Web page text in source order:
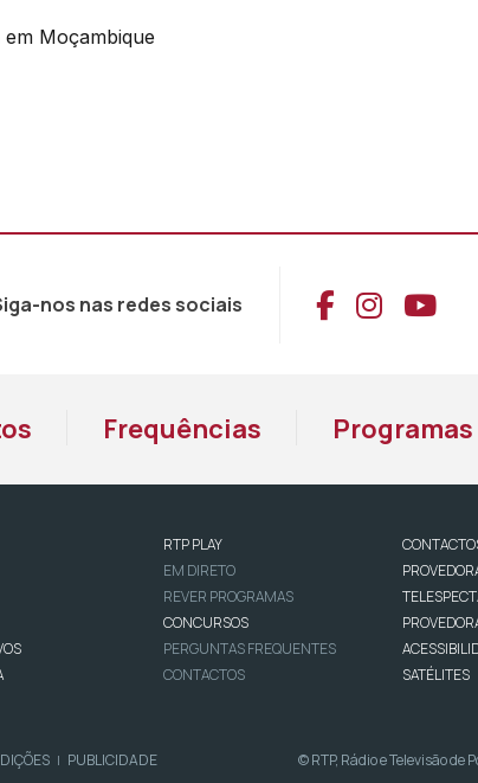
Moçambique
nos nas redes sociais Aceder
Frequências Programas
RTP PLAY
EM DIRETO
REVER PROGRAMAS
CONCURSOS
PERGUNTAS FREQUENTES
CONTACTOS
SATÉLITES
| PUBLICIDADE © RTP, Rádio e Televisão de